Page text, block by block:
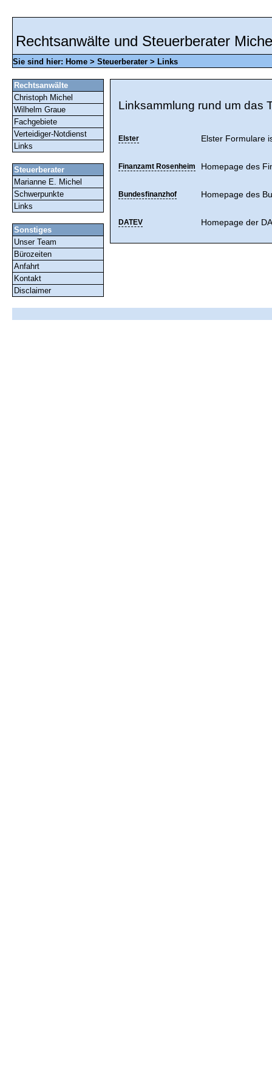
Rechtsanwälte und Steuerberater
Sie sind hier: Home > Steuerberater > Links
Rechtsanwälte
Christoph Michel
Wilhelm Graue
Fachgebiete
Verteidiger-Notdienst
Links
Steuerberater
Marianne E. Michel
Schwerpunkte
Links
Sonstiges
Unser Team
Bürozeiten
Anfahrt
Kontakt
Disclaimer
Linksammlung rund um das
Elster Elster Formulare
Finanzamt Rosenheim Homepage des
Bundesfinanzhof Homepage des
DATEV Homepage der